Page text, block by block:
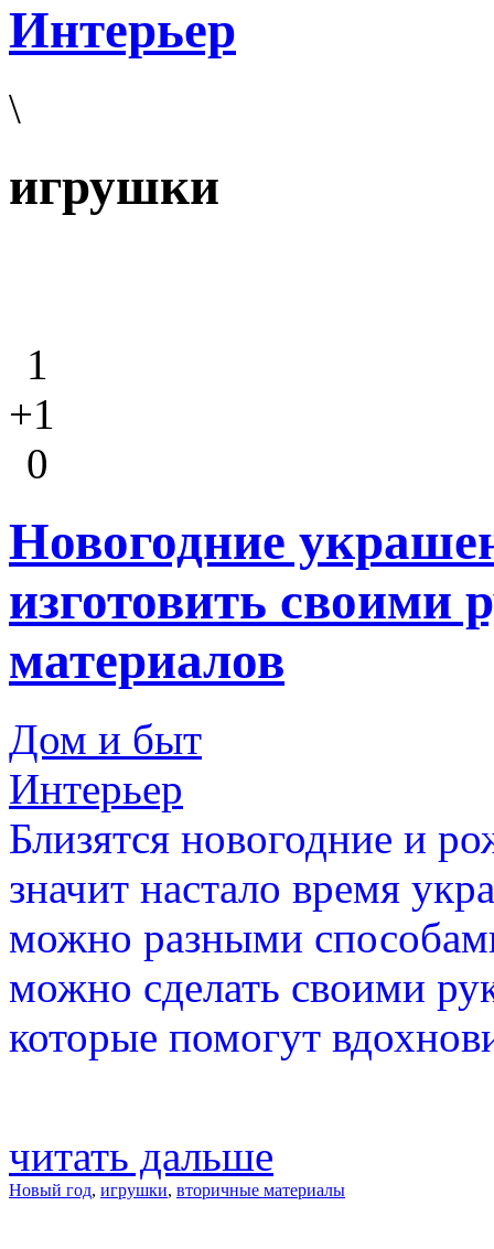
Интерьер
\
игрушки
1
+1
0
Новогодние
изготовить своими
материалов
Дом и быт
Интерьер
Близятся новогодние и
значит настало время
можно разными
можно сделать своими
которые помогут
читать дальше
Новый год, игрушки, вторичные материалы